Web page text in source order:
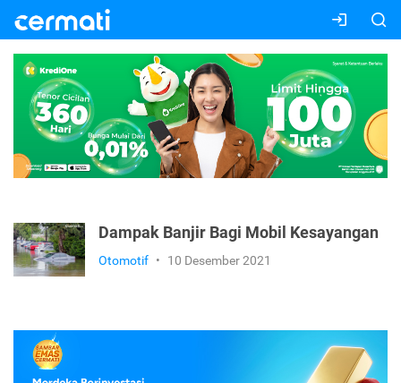
Dampak Banjir Bagi Mobil Kesayangan
Otomotif • 10 Desember 2021